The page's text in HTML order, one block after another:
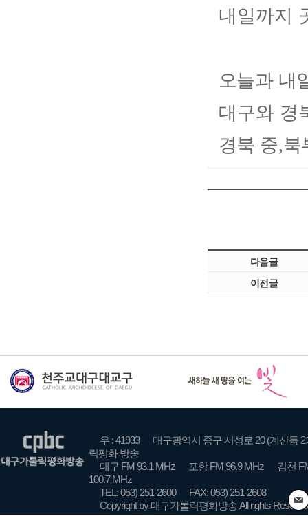
내일까지
오늘과 내
대구와 경
경북 중,북
다음글
이전글
우 : 41933
대구광역시 중구 서성로 20 (계산동 2
릭평화 방송
대구 FM 93.1 MHz
포항 FM 96.9 MHz
김천
100.7 MHz
TEL: 053) 251-2600
FAX: 053) 251-2608
Copyright by 대구가톨릭평화방송 All rights